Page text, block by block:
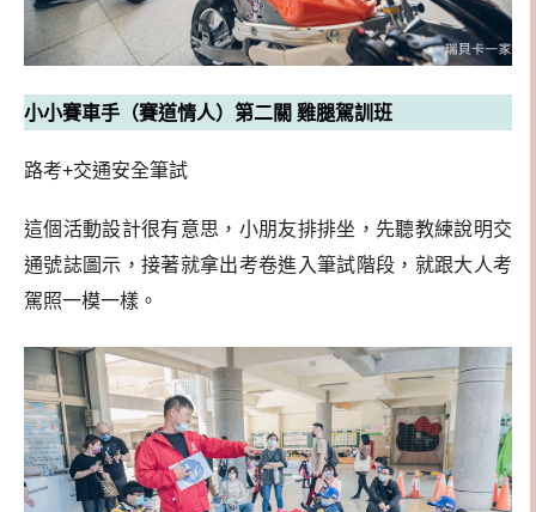
小小賽車手（賽道情人）第二關 雞腿駕訓班
路考+交通安全筆試
這個活動設計很有意思，小朋友排排坐，先聽教練說明交
通號誌圖示，接著就拿出考卷進入筆試階段，就跟大人考
駕照一模一樣。